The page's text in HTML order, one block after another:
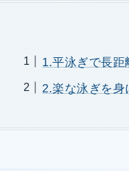
1.平泳ぎで長距
2.楽な泳ぎを身